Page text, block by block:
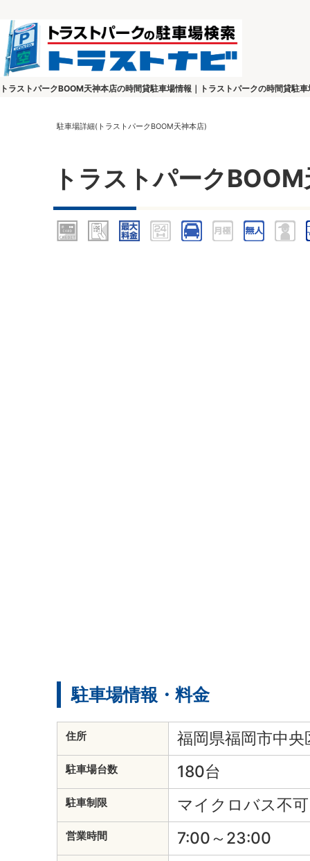
トラストパークBOOM天神本店の時間貸駐車場情報｜トラストパークの時間貸駐
駐車場詳細(トラストパークBOOM天神本店)
トラストパーク
駐車場情報・料金
住所 福岡県福岡市中
駐車場台数 180台
駐車制限 マイクロバス不
営業時間 7:00～23:00